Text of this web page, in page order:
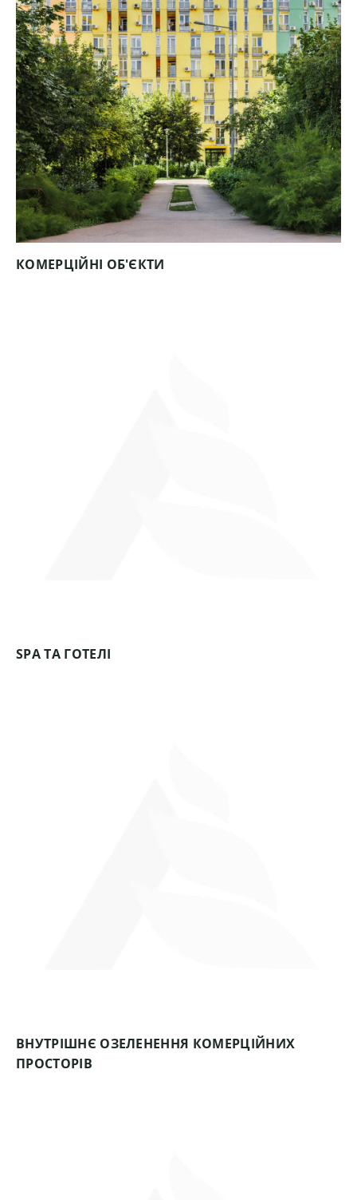
КОМЕРЦІЙНІ ОБ'ЄКТИ
SPA ТА ГОТЕЛІ
ВНУТРІШНЄ ОЗЕЛЕНЕННЯ КОМЕРЦІЙНИХ
ПРОСТОРІВ